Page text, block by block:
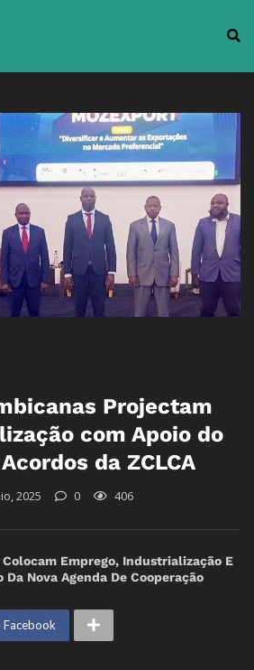
Projectam
com Apoio do
da ZCLCA
2025 0 406
Colocam Emprego, Industrialização E
Da Nova Agenda De Cooperação